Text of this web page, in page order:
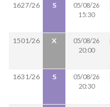
1627/26 S
05/08/26
15:30
1501/26 X
05/08/26
20:00
1631/26 S
05/08/26
20:30